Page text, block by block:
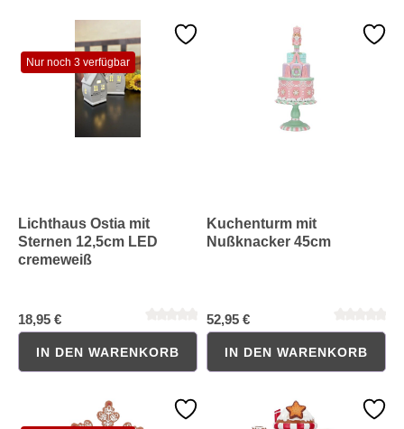
Durchschnittliche Bewertung von 0 von 5 SternenDurchschnittliche Bewertung
Nur noch 3 verfügbar
Lichthaus Ostia mit
Sternen 12,5cm LED
cremeweiß
18,95 €
IN DEN WARENKORB
Kuchenturm mit
Nußknacker 45cm
52,95 €
IN DEN WARENKORB